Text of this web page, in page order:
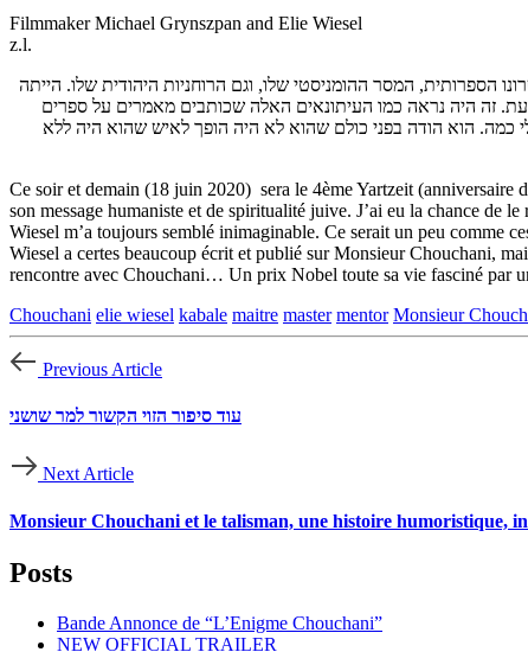
Filmmaker Michael Grynszpan and Elie Wiesel
z.l.
הספרותית, המסר ההומניסטי שלו, וגם הרוחניות היהודית שלו. הייתה
זה היה נראה כמו העיתונאים האלה שכותבים מאמרים על ספרים
כמה. הוא הודה בפני כולם שהוא לא היה הופך לאיש שהוא היה ללא
Ce soir et demain (18 juin 2020) sera le 4ème Yartzeit (anniversaire
son message humaniste et de spiritualité juive. J’ai eu la chance
Wiesel m’a toujours semblé inimaginable. Ce serait un peu comme
Wiesel a certes beaucoup écrit et publié sur Monsieur Chouchani,
rencontre avec Chouchani… Un prix Nobel toute sa vie fasciné par
Chouchani elie wiesel kabale maitre master mentor
Previous Article
עוד סיפור הזוי הקשור למר שושני
Next Article
Monsieur Chouchani et le talisman, une histoire humoristique,
Posts
Bande Annonce de “L’Enigme Chouchani”
NEW OFFICIAL TRAILER